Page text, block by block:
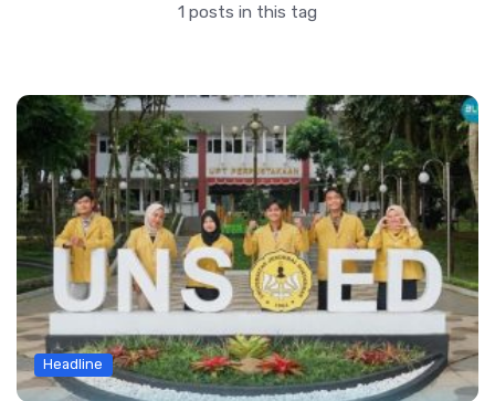
1 posts in this tag
Headline